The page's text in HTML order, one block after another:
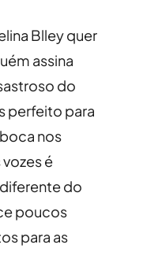
Blley quer
assina
do
perfeito para
nos
é
do
poucos
para as